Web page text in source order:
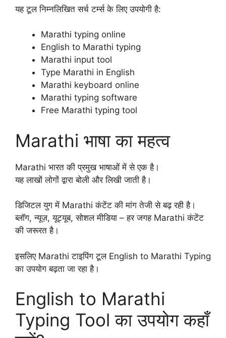
यह टूल निम्नलिखित सर्च टर्म्स के लिए उपयोगी है:
Marathi typing online
English to Marathi typing
Marathi input tool
Type Marathi in English
Marathi keyboard online
Marathi typing software
Free Marathi typing tool
Marathi भाषा का महत्व
Marathi भारत की प्रमुख भाषाओं में से एक है।
यह लाखों लोगों द्वारा बोली और लिखी जाती है।
डिजिटल युग में Marathi कंटेंट की मांग तेजी से बढ़ रही है।
ब्लॉग, न्यूज़, यूट्यूब, सोशल मीडिया – हर जगह Marathi कंटेंट
की जरूरत है।
इसलिए Marathi टाइपिंग टूल English to Marathi Typing
का उपयोग बढ़ता जा रहा है।
English to Marathi
Typing Tool का उपयोग कहाँ